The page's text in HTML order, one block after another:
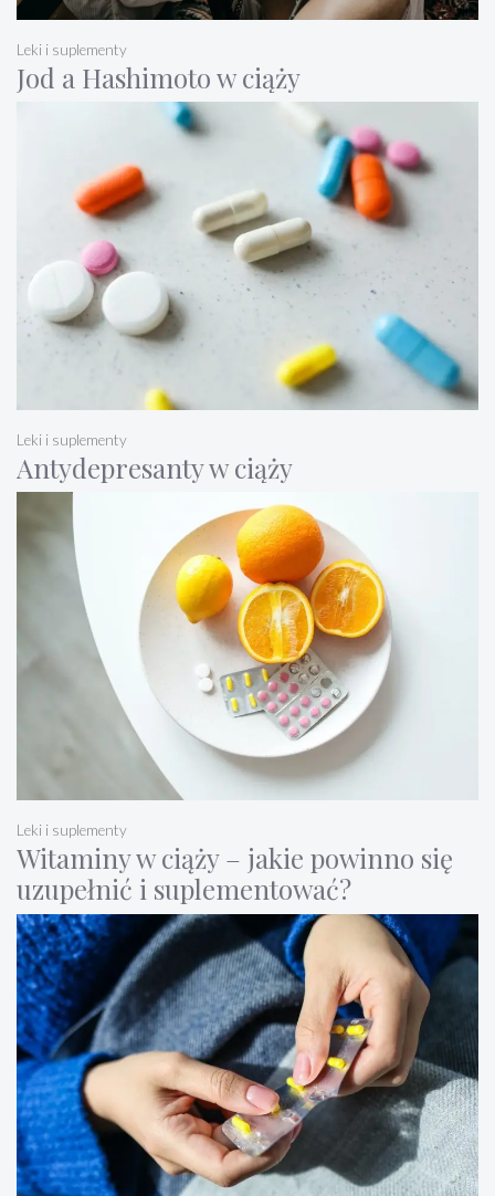
Jod a Hashimoto w ciąży
Leki i suplementy
Antydepresanty w ciąży
Leki i suplementy
Witaminy w ciąży – jakie powinno się
uzupełnić i suplementować?
Leki i suplementy